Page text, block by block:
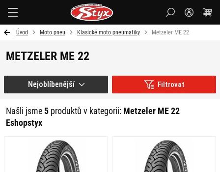
Úvod Moto pneu Klasické moto pneumatiky Metzeler ME 22
METZELER ME 22
Filtrovat
Našli jsme5 produktů v kategorii: Metzeler ME 22
Eshopstyx
Nejoblíbenější